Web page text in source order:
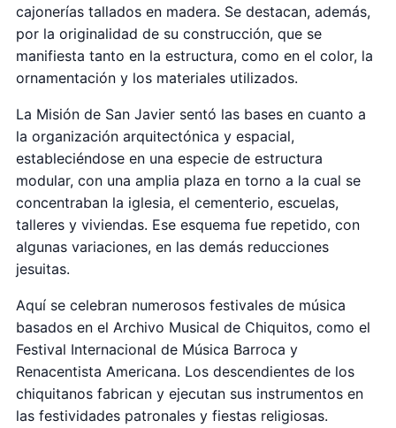
cajonerías tallados en madera. Se destacan, además,
por la originalidad de su construcción, que se
manifiesta tanto en la estructura, como en el color, la
ornamentación y los materiales utilizados.
La Misión de San Javier sentó las bases en cuanto a
la organización arquitectónica y espacial,
estableciéndose en una especie de estructura
modular, con una amplia plaza en torno a la cual se
concentraban la iglesia, el cementerio, escuelas,
talleres y viviendas. Ese esquema fue repetido, con
algunas variaciones, en las demás reducciones
jesuitas.
Aquí se celebran numerosos festivales de música
basados en el Archivo Musical de Chiquitos, como el
Festival Internacional de Música Barroca y
Renacentista Americana. Los descendientes de los
chiquitanos fabrican y ejecutan sus instrumentos en
las festividades patronales y fiestas religiosas.